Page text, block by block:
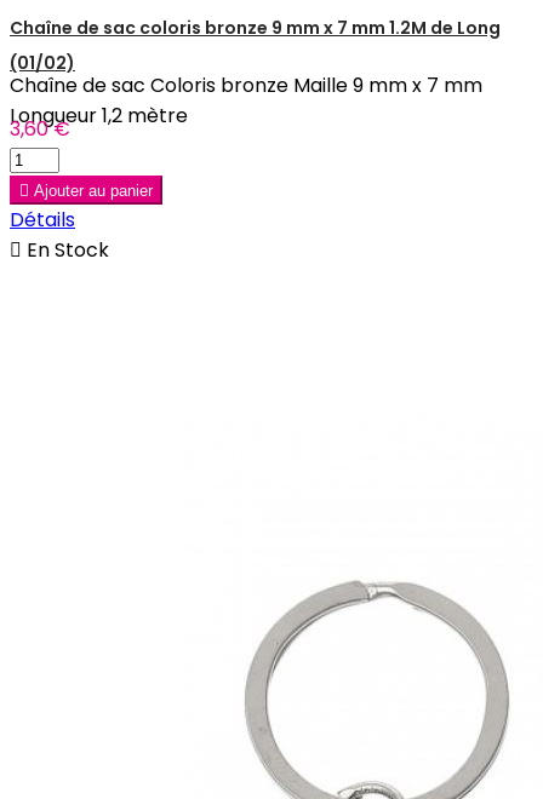
Chaîne de sac coloris bronze 9 mm x 7 mm 1.2M de Long
(01/02)
Chaîne de sac Coloris bronze Maille 9 mm x 7 mm
Longueur 1,2 mètre
3,60 €
 Ajouter au panier
Détails
 En Stock